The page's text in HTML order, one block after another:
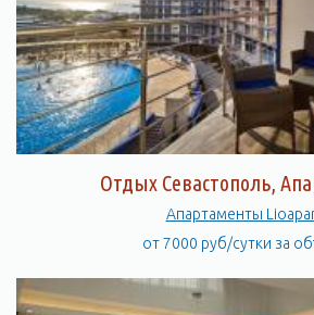
Отдых Севастополь,
Апартаменты
от 7000 руб/сутки за